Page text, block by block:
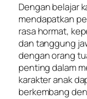
Dengan belajar
mendapatkan
rasa hormat,
dan tanggung
dengan orang
penting dalam
karakter anak
berkembang